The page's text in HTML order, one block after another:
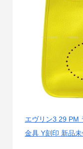
エヴリン3 29 PM
金具 Y刻印 新品未